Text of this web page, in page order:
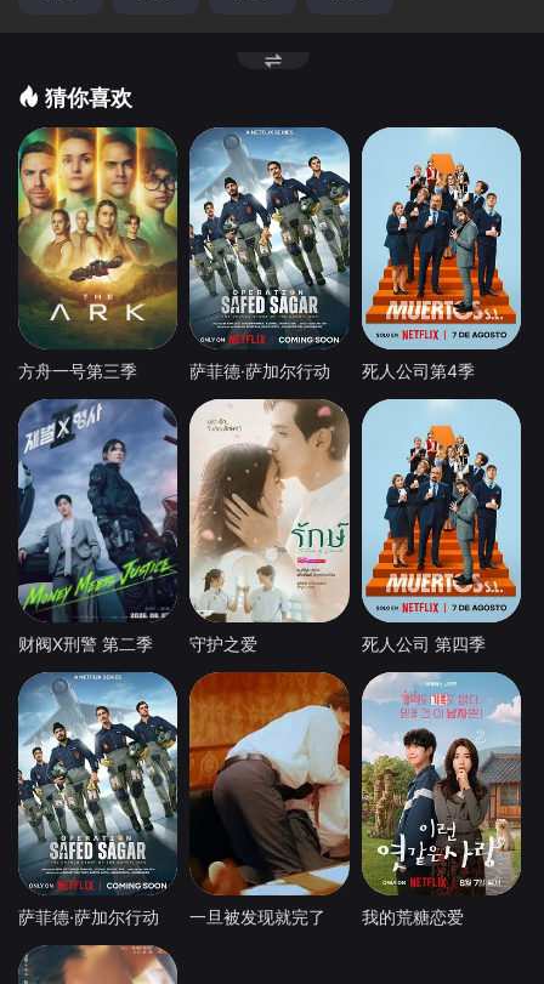
猜你喜欢
方舟一号第三季 萨菲德·萨加尔行动 死人公司第4季
财阀X刑警 第二季 守护之爱 死人公司 第四季
萨菲德·萨加尔行动 一旦被发现就完了 我的荒糖恋爱